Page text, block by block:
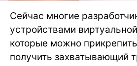
Сейчас многие
устройствами
которые можно
получить захватывающий